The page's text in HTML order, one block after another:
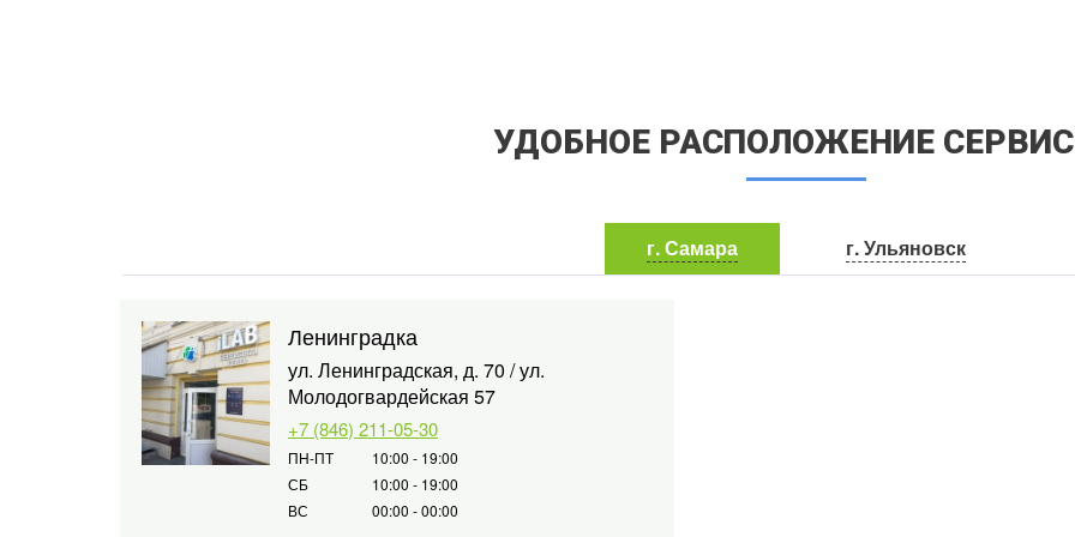
УДОБНОЕ РАСПОЛОЖЕНИЕ
г. Самара г. Ульяновск
Ленинградка
ул. Ленинградская, д. 70 / ул.
Молодогвардейская 57
+7 (846) 211-05-30
ПН-ПТ
10:00 - 19:00
СБ
10:00 - 19:00
ВС
00:00 - 00:00